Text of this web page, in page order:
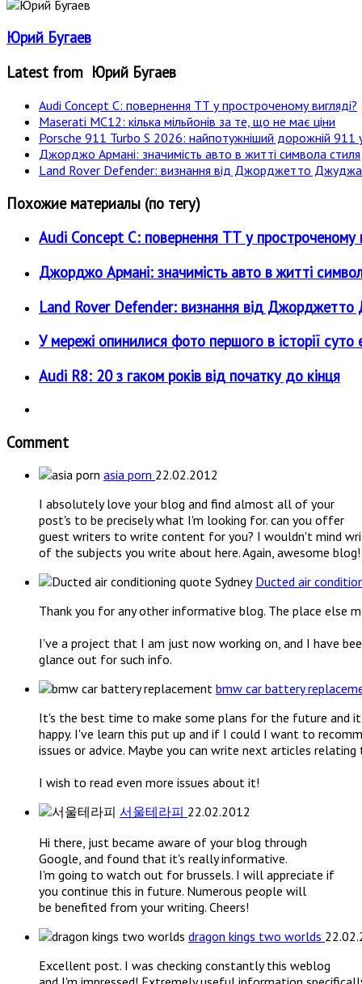
Юрий Бугаев
Latest from Юрий Бугаев
Audi Concept C: повернення ТТ у простроченому вигляді?
Maserati MC12: кілька мільйонів за те, що не має ціни
Porsche 911 Turbo S 2026: найпотужніший дорожній 911
Джорджо Армані: значимість авто в житті символа стиля
Land Rover Defender: визнання від Джорджетто
Похожие материалы (по тегу)
Audi Concept C: повернення ТТ у простроченому
Джорджо Армані: значимість авто в житті
Land Rover Defender: визнання від
У мережі опинилися фото першого в історії
Audi R8: 20 з гаком років від початку до кінця
Comment
asia porn 22.02.2012
I absolutely love your blog and find almost all of your
post's to be precisely what I'm looking for. can you offer
guest writers to write content for you? I wouldn't mind
of the subjects you write about here. Again, awesome blog!
Ducted air
Thank you for any other informative blog. The place
I've a project that I am just now working on, and I have
glance out for such info.
bmw car battery
It's the best time to make some plans for the future and
happy. I've learn this put up and if I could I want to
issues or advice. Maybe you can write next articles
I wish to read even more issues about it!
서울테라피 22.02.2012
Hi there, just became aware of your blog through
Google, and found that it's really informative.
I'm going to watch out for brussels. I will appreciate if
you continue this in future. Numerous people will
be benefited from your writing. Cheers!
dragon kings two worlds
Excellent post. I was checking constantly this weblog